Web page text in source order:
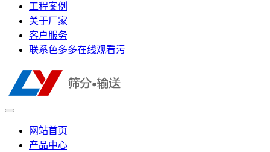
工程案例
关于厂家
客户服务
联系色多多在线观看污
网站首页
产品中心